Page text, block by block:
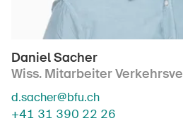
Daniel Sacher
Wiss. Mitarbeiter
d.sacher@bfu.ch
+41 31 390 22 26